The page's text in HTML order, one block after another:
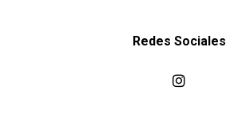
Redes Sociales